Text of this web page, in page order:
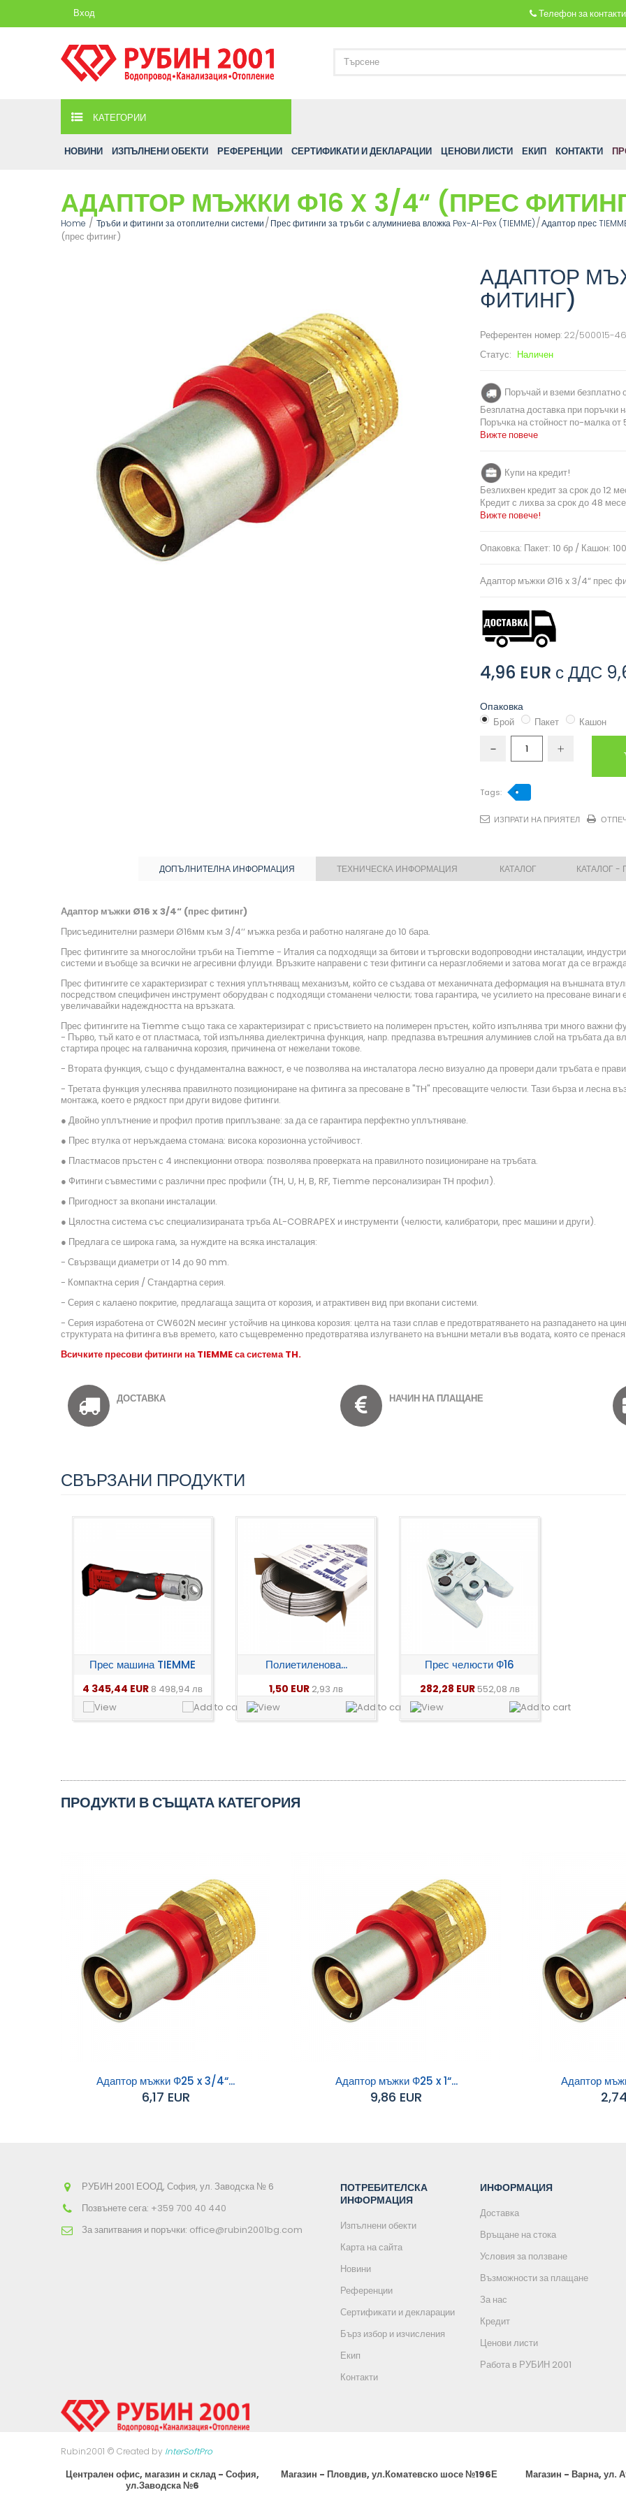
Телефон за контакти
Вход
КАТЕГОРИИ
НОВИНИ ИЗПЪЛНЕНИ ОБЕКТИ РЕФЕРЕНЦИИ СЕРТИФИКАТИ И ДЕКЛАРАЦИИ ЦЕНОВИ ЛИСТИ ЕКИП КОНТАКТИ
АДАПТОР МЪЖКИ Ф16 X 3/4“ (ПРЕС
Home Тръби и фитинги за отоплителни системи Прес фитинги за тръби с алуминиева вложка Pex-Al-Pex (TIEMME) Адаптор прес
(прес фитинг)
АДАПТОР
ФИТИНГ)
Референтен номер: 22/500015-
Статус: Наличен
Поръчай и вземи безплатно
Безплатна доставка при поръчки
Поръчка на стойност по-малка
Вижте повече
Купи на кредит!
Безлихвен кредит за срок до 12
Кредит с лихва за срок до 48
Вижте повече!
Опаковка: Пакет: 10 бр / Кашон:
Адаптор мъжки Ø16 x 3/4“ прес
4,96 EUR с ДДС
Опаковка
Брой Пакет Кашон
Tags:
ИЗПРАТИ НА ПРИЯТЕЛ
ДОПЪЛНИТЕЛНА ИНФОРМАЦИЯ ТЕХНИЧЕСКА ИНФОРМАЦИЯ КАТАЛОГ КАТАЛОГ -
Адаптор мъжки Ø16 x 3/4“ (прес фитинг)
Присъединителни размери Ø16мм към 3/4‘‘ мъжка резба и работно налягане до 10 бара.
Прес фитингите за многослойни тръби на Тiemme - Италия са подходящи за битови и търговски водопроводни инсталации,
системи и въобще за всички не агресивни флуиди. Връзките направени с тези фитинги са неразглобяеми и затова могат да се
Прес фитингите се характеризират с техния уплътняващ механизъм, който се създава от механичната деформация на външната
посредством специфичен инструмент оборудван с подходящи стоманени челюсти; това гарантира, че усилието на пресоване
увеличавайки надеждността на връзката.
Прес фитингите на Tiemme също така се характеризират с присъствието на полимерен пръстен, който изпълнява три много важни
- Първо, тъй като е от пластмаса, той изпълнява диелектрична функция, напр. предпазва вътрешния алуминиев слой на тръбата да
стартира процес на галванична корозия, причинена от нежелани токове.
- Втората функция, също с фундаментална важност, е че позволява на инсталатора лесно визуално да провери дали тръбата е
- Третата функция улеснява правилното позициониране на фитинга за пресоване в "TH" пресоващите челюсти. Тази бърза и лесна
монтажа, което е рядкост при други видове фитинги.
● Двойно уплътнение и профил против приплъзване: за да се гарантира перфектно уплътняване.
● Прес втулка от неръждаема стомана: висока корозионна устойчивост.
● Пластмасов пръстен с 4 инспекционни отвора: позволява проверката на правилното позициониране на тръбата.
● Фитинги съвместими с различни прес профили (TH, U, H, B, RF, Tiemme персонализиран TH профил).
● Пригодност за вкопани инсталации.
● Цялостна система със специализираната тръба AL-COBRAPEX и инструменти (челюсти, калибратори, прес машини и други).
● Предлага се широка гама, за нуждите на всяка инсталация:
- Свързващи диаметри от 14 до 90 mm.
- Компактна серия / Стандартна серия.
- Серия с калаено покритие, предлагаща защита от корозия, и атрактивен вид при вкопани системи.
- Серия изработена от CW602N месинг устойчив на цинкова корозия: целта на тази сплав е предотвратяването на разпадането на
структурата на фитинга във времето, като същевременно предотвратява излугването на външни метали във водата, която се пренася.
Всичките пресови фитинги на TIEMMEса система TH.
ДОСТАВКА НАЧИН НА ПЛАЩАНЕ
СВЪРЗАНИ ПРОДУКТИ
Прес машина TIEMME
4 345,44 EUR 8 498,94 лв
Полиетиленова...
1,50 EUR 2,93 лв
Прес челюсти Ф16
282,28 EUR 552,08 лв
ПРОДУКТИ В СЪЩАТА КАТЕГОРИЯ
Адаптор мъжки Ф25 x 3/4“...
6,17 EUR
Адаптор мъжки Ф25 x 1“...
9,86 EUR
Адаптор
РУБИН 2001 ЕООД, София, ул. Заводска № 6
Позвънете сега: +359 700 40 440
За запитвания и поръчки: office@rubin2001bg.com
ПОТРЕБИТЕЛСКА
ИНФОРМАЦИЯ
Изпълнени обекти
Карта на сайта
Новини
Референции
Сертификати и декларации
Бърз избор и изчисления
Екип
Контакти
ИНФОРМАЦИЯ
Доставка
Връщане на стока
Условия за ползване
Възможности за плащане
За нас
Кредит
Ценови листи
Работа в РУБИН 2001
Rubin2001 © Created by InterSoftPro
Централен офис, магазин и склад - София,
ул.Заводска №6
Магазин - Пловдив, ул.Коматевско шосе №196Е Магазин - Варна, ул.